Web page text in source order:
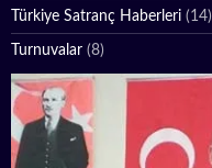
Türkiye Satranç Haberleri (14)
Turnuvalar (8)